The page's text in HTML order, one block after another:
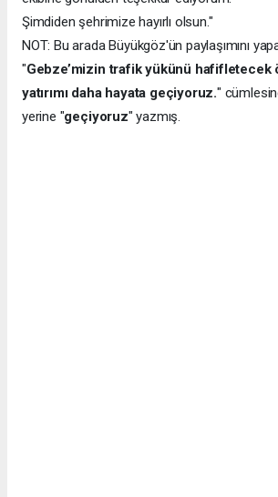
Şimdiden şehrimize hayırlı olsun."
NOT: Bu arada Büyükgöz'ün paylaşımını
"Gebze’mizin trafik yükünü hafifletecek
yatırımı daha hayata geçiyoruz."
yerine "geçiyoruz" yazmış.